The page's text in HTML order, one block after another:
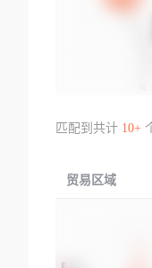
匹配到共计 10+
贸易区域